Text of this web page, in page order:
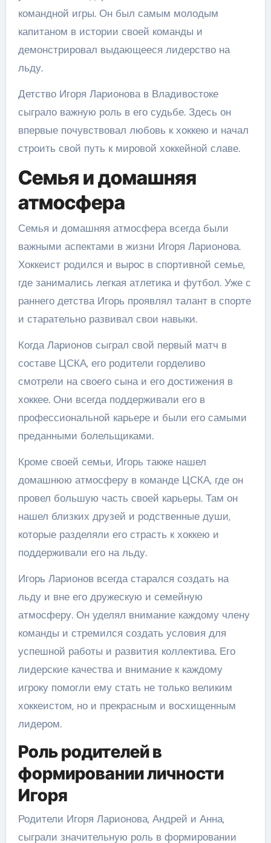
командной игры. Он был самым молодым
капитаном в истории своей команды и
демонстрировал выдающееся лидерство на
льду.
Детство Игоря Ларионова в Владивостоке
сыграло важную роль в его судьбе. Здесь он
впервые почувствовал любовь к хоккею и начал
строить свой путь к мировой хоккейной славе.
Семья и домашняя
атмосфера
Семья и домашняя атмосфера всегда были
важными аспектами в жизни Игоря Ларионова.
Хоккеист родился и вырос в спортивной семье,
где занимались легкая атлетика и футбол. Уже с
раннего детства Игорь проявлял талант в спорте
и старательно развивал свои навыки.
Когда Ларионов сыграл свой первый матч в
составе ЦСКА, его родители горделиво
смотрели на своего сына и его достижения в
хоккее. Они всегда поддерживали его в
профессиональной карьере и были его самыми
преданными болельщиками.
Кроме своей семьи, Игорь также нашел
домашнюю атмосферу в команде ЦСКА, где он
провел большую часть своей карьеры. Там он
нашел близких друзей и родственные души,
которые разделяли его страсть к хоккею и
поддерживали его на льду.
Игорь Ларионов всегда старался создать на
льду и вне его дружескую и семейную
атмосферу. Он уделял внимание каждому члену
команды и стремился создать условия для
успешной работы и развития коллектива. Его
лидерские качества и внимание к каждому
игроку помогли ему стать не только великим
хоккеистом, но и прекрасным и восхищенным
лидером.
Роль родителей в
формировании личности
Игоря
Родители Игоря Ларионова, Андрей и Анна,
сыграли значительную роль в формировании